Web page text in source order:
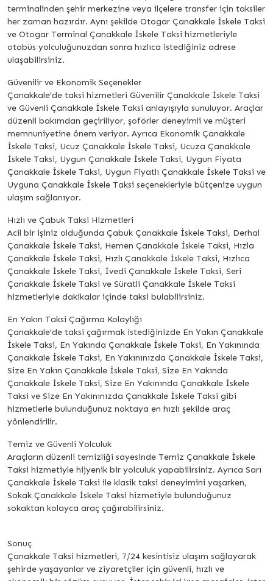
terminalinden şehir merkezine veya ilçelere transfer için taksiler
her zaman hazırdır. Aynı şekilde Otogar Çanakkale İskele Taksi
ve Otogar Terminal Çanakkale İskele Taksi hizmetleriyle
otobüs yolculuğunuzdan sonra hızlıca istediğiniz adrese
ulaşabilirsiniz.
Güvenilir ve Ekonomik Seçenekler
Çanakkale’de taksi hizmetleri Güvenilir Çanakkale İskele Taksi
ve Güvenli Çanakkale İskele Taksi anlayışıyla sunuluyor. Araçlar
düzenli bakımdan geçiriliyor, şoförler deneyimli ve müşteri
memnuniyetine önem veriyor. Ayrıca Ekonomik Çanakkale
İskele Taksi, Ucuz Çanakkale İskele Taksi, Ucuza Çanakkale
İskele Taksi, Uygun Çanakkale İskele Taksi, Uygun Fiyata
Çanakkale İskele Taksi, Uygun Fiyatlı Çanakkale İskele Taksi ve
Uyguna Çanakkale İskele Taksi seçenekleriyle bütçenize uygun
ulaşım sağlanıyor.
Hızlı ve Çabuk Taksi Hizmetleri
Acil bir işiniz olduğunda Çabuk Çanakkale İskele Taksi, Derhal
Çanakkale İskele Taksi, Hemen Çanakkale İskele Taksi, Hızla
Çanakkale İskele Taksi, Hızlı Çanakkale İskele Taksi, Hızlıca
Çanakkale İskele Taksi, İvedi Çanakkale İskele Taksi, Seri
Çanakkale İskele Taksi ve Süratli Çanakkale İskele Taksi
hizmetleriyle dakikalar içinde taksi bulabilirsiniz.
En Yakın Taksi Çağırma Kolaylığı
Çanakkale’de taksi çağırmak istediğinizde En Yakın Çanakkale
İskele Taksi, En Yakında Çanakkale İskele Taksi, En Yakınında
Çanakkale İskele Taksi, En Yakınınızda Çanakkale İskele Taksi,
Size En Yakın Çanakkale İskele Taksi, Size En Yakında
Çanakkale İskele Taksi, Size En Yakınında Çanakkale İskele
Taksi ve Size En Yakınınızda Çanakkale İskele Taksi gibi
hizmetlerle bulunduğunuz noktaya en hızlı şekilde araç
yönlendirilir.
Temiz ve Güvenli Yolculuk
Araçların düzenli temizliği sayesinde Temiz Çanakkale İskele
Taksi hizmetiyle hijyenik bir yolculuk yapabilirsiniz. Ayrıca Sarı
Çanakkale İskele Taksi ile klasik taksi deneyimini yaşarken,
Sokak Çanakkale İskele Taksi hizmetiyle bulunduğunuz
sokaktan kolayca araç çağırabilirsiniz.
Sonuç
Çanakkale Taksi hizmetleri, 7/24 kesintisiz ulaşım sağlayarak
şehirde yaşayanlar ve ziyaretçiler için güvenli, hızlı ve